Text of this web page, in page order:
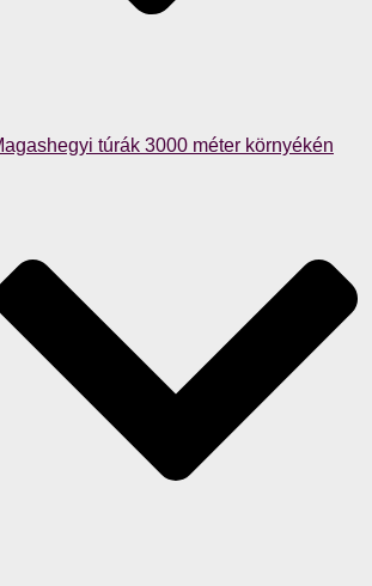
túrák 3000 méter környékén